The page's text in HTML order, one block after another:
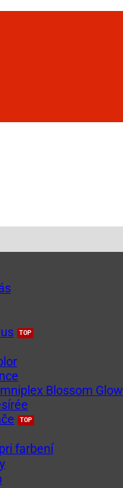
Blossom Glow
farbení